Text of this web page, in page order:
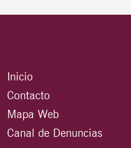
Inicio
Contacto
Mapa Web
Canal de Denuncias